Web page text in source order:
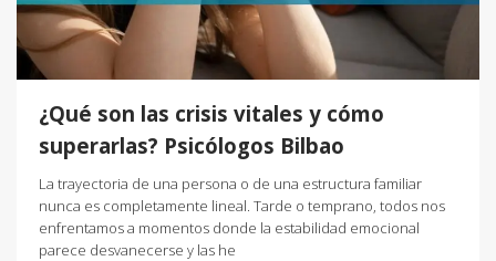
¿Qué son las crisis vitales y cómo
superarlas? Psicólogos Bilbao
La trayectoria de una persona o de una estructura familiar
nunca es completamente lineal. Tarde o temprano, todos nos
enfrentamos a momentos donde la estabilidad emocional
parece desvanecerse y las he